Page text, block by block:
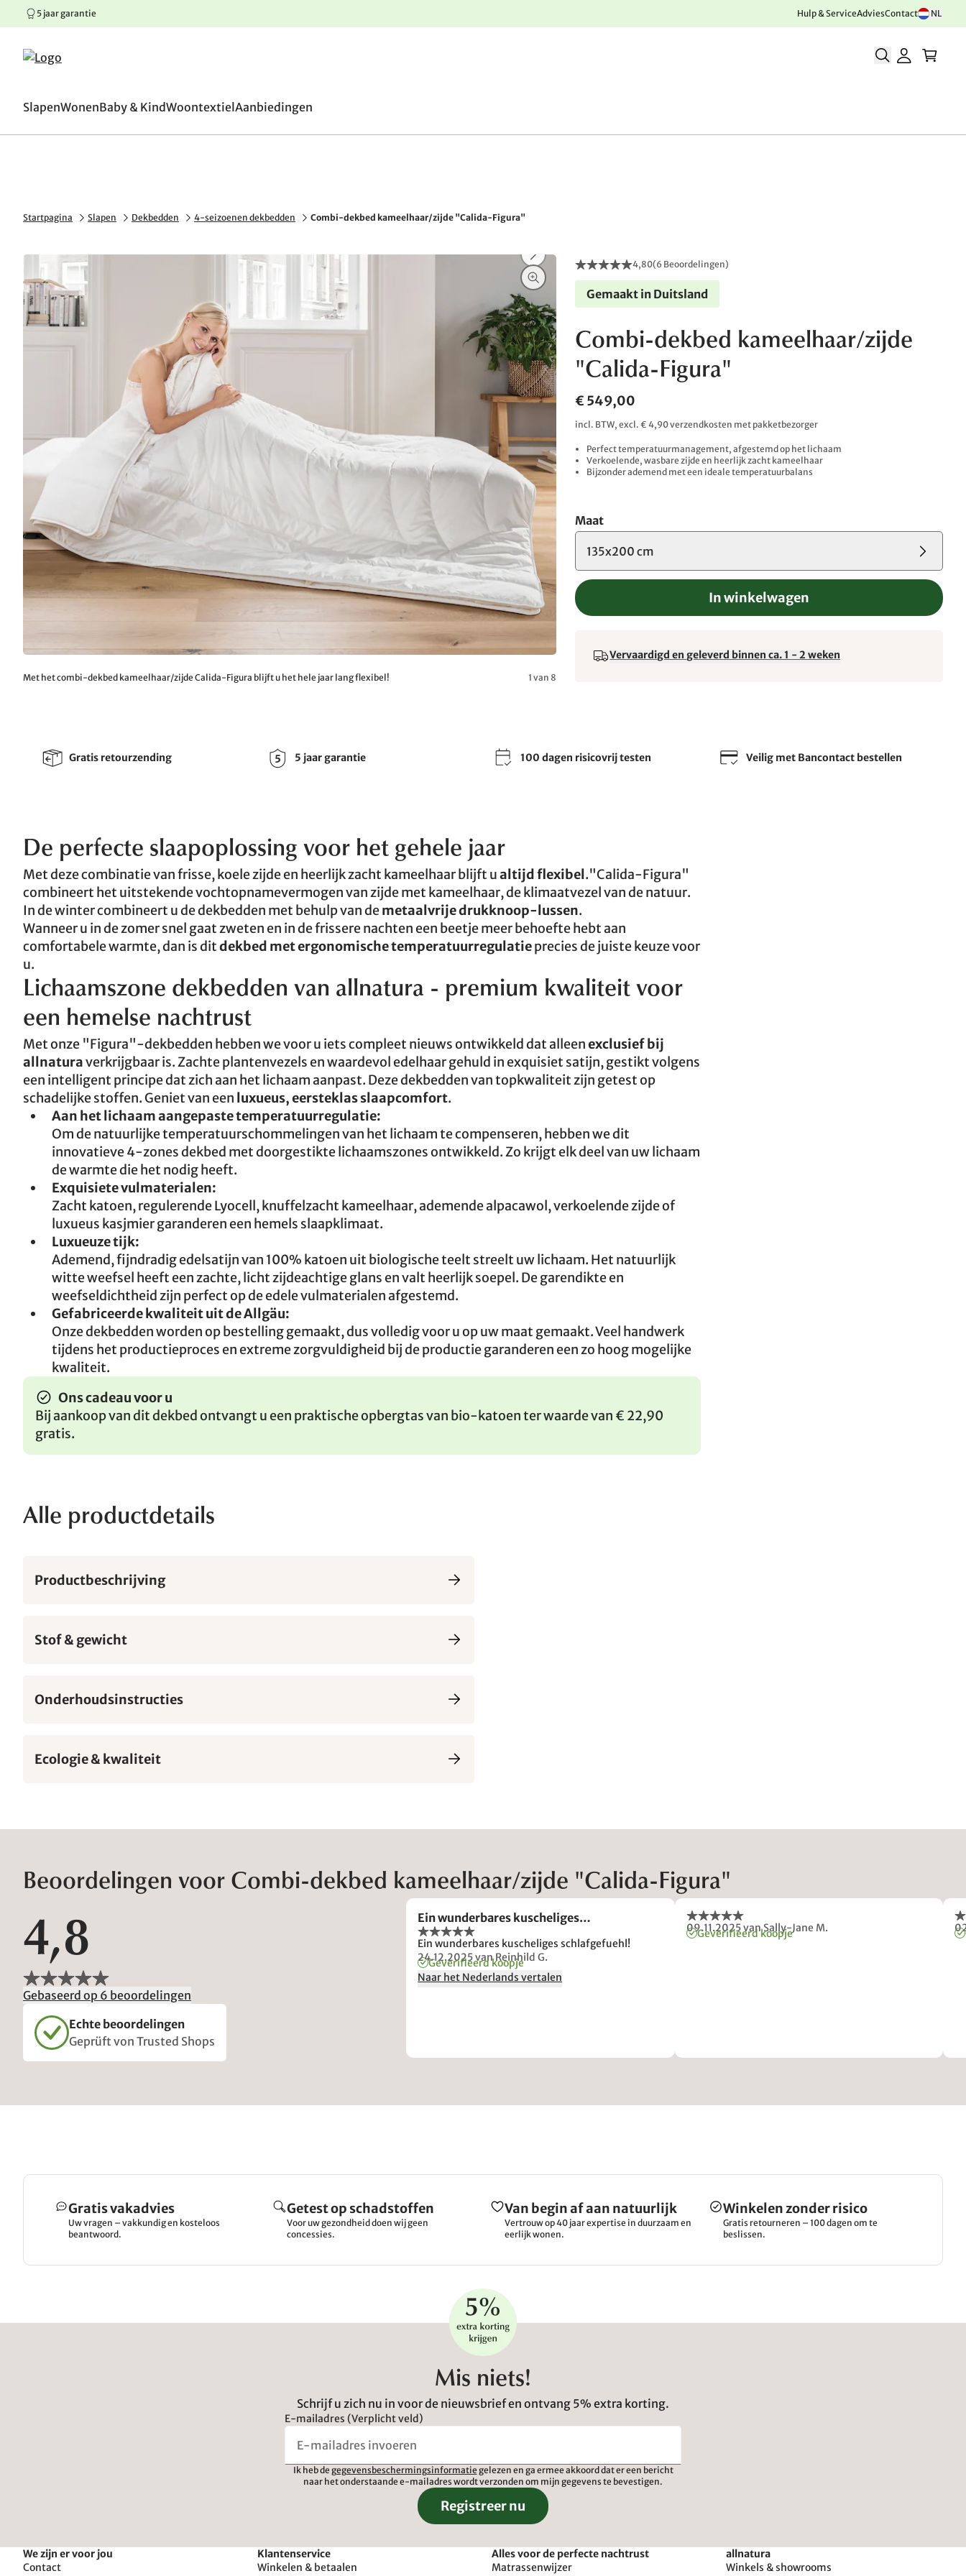
Springen naar hoofdinhoud
Springen naar hoofdnavigatie
Springen naar voettekst
5 jaar garantie Hulp & ServiceAdviesContact NL
SlapenWonenBaby & KindWoontextiel Aanbiedingen
Startpagina Slapen Dekbedden 4-seizoenen dekbedden Combi-dekbed kameelhaar/zijde "Calida-Figura"
Met het combi-dekbed kameelhaar/zijde Calida-Figura blijft u het hele jaar lang flexibel! 1 van 8
4,80(6 Beoordelingen)
Gemaakt in Duitsland
Combi-dekbed kameelhaar/zijde
"Calida-Figura"
€ 549,00
incl. BTW, excl. € 4,90 verzendkosten met pakketbezorger
Perfect temperatuurmanagement, afgestemd op het lichaam
Verkoelende, wasbare zijde en heerlijk zacht kameelhaar
Bijzonder ademend met een ideale temperatuurbalans
Maat
135x200 cm
In winkelwagen
Vervaardigd en geleverd binnen ca. 1 - 2 weken
Gratis retourzending 5 jaar garantie 100 dagen risicovrij testen Veilig met Bancontact bestellen
De perfecte slaapoplossing voor het gehele jaar
Met deze combinatie van frisse, koele zijde en heerlijk zacht kameelhaar blijft ualtijd flexibel."Calida-Figura"
combineert het uitstekende vochtopnamevermogen van zijde met kameelhaar, de klimaatvezel van de natuur.
In de winter combineert u de dekbedden met behulp van demetaalvrije drukknoop-lussen.
Wanneer u in de zomer snel gaat zweten en in de frissere nachten een beetje meer behoefte hebt aan
comfortabele warmte, dan is ditdekbed met ergonomische temperatuurregulatieprecies de juiste keuze voor
u.
Lichaamszone dekbedden van allnatura - premium kwaliteit voor
een hemelse nachtrust
Met onze "Figura"-dekbedden hebben we voor u iets compleet nieuws ontwikkeld dat alleenexclusief bij
allnaturaverkrijgbaar is. Zachte plantenvezels en waardevol edelhaar gehuld in exquisiet satijn, gestikt volgens
een intelligent principe dat zich aan het lichaam aanpast. Deze dekbedden van topkwaliteit zijn getest op
schadelijke stoffen. Geniet van een luxueus, eersteklas slaapcomfort.
Aan het lichaam aangepaste temperatuurregulatie:
Om de natuurlijke temperatuurschommelingen van het lichaam te compenseren, hebben we dit
innovatieve 4-zones dekbed met doorgestikte lichaamszones ontwikkeld. Zo krijgt elk deel van uw lichaam
de warmte die het nodig heeft.
Exquisiete vulmaterialen:
Zacht katoen, regulerende Lyocell, knuffelzacht kameelhaar, ademende alpacawol, verkoelende zijde of
luxueus kasjmier garanderen een hemels slaapklimaat.
Luxueuze tijk:
Ademend, fijndradig edelsatijn van 100% katoen uit biologische teelt streelt uw lichaam. Het natuurlijk
witte weefsel heeft een zachte, licht zijdeachtige glans en valt heerlijk soepel. De garendikte en
weefseldichtheid zijn perfect op de edele vulmaterialen afgestemd.
Gefabriceerde kwaliteit uit de Allgäu:
Onze dekbedden worden op bestelling gemaakt, dus volledig voor u op uw maat gemaakt. Veel handwerk
tijdens het productieproces en extreme zorgvuldigheid bij de productie garanderen een zo hoog mogelijke
kwaliteit.
Ons cadeau voor u
Bij aankoop van dit dekbed ontvangt u een praktische opbergtas van bio-katoen ter waarde van € 22,90
gratis.
Alle productdetails
Productbeschrijving
Stof & gewicht
Onderhoudsinstructies
Ecologie & kwaliteit
Beoordelingen voor Combi-dekbed kameelhaar/zijde "Calida-Figura"
4,8
Gebaseerd op 6 beoordelingen
Echte beoordelingen
Geprüft von Trusted Shops
Ein wunderbares kuscheliges…
Ein wunderbares kuscheliges schlafgefuehl!
24.12.2025van Reinhild G.
Geverifieerd koopje
Naar het Nederlands vertalen
09.11.2025van Sally-Jane M.
Geverifieerd koopje
Gratis vakadvies
Uw vragen – vakkundig en kosteloos
beantwoord.
Getest op schadstoffen
Voor uw gezondheid doen wij geen
concessies.
Van begin af aan natuurlijk
Vertrouw op 40 jaar expertise in duurzaam en
eerlijk wonen.
Winkelen zonder risico
Gratis retourneren – 100 dagen om te
beslissen.
Mis niets!
Schrijf u zich nu in voor de nieuwsbrief en ontvang 5% extra korting.
E-mailadres (Verplicht veld)
Ik heb de gegevensbeschermingsinformatie gelezen en ga ermee akkoord dat er een bericht
naar het onderstaande e-mailadres wordt verzonden om mijn gegevens te bevestigen.
Registreer nu
We zijn er voor jou
Contact
Klantenservice
Winkelen & betaalen
Alles voor de perfecte nachtrust
Matrassenwijzer
allnatura
Winkels & showrooms